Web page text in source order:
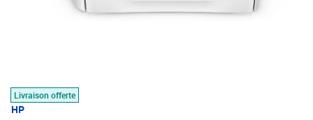
Livraison offerte
HP